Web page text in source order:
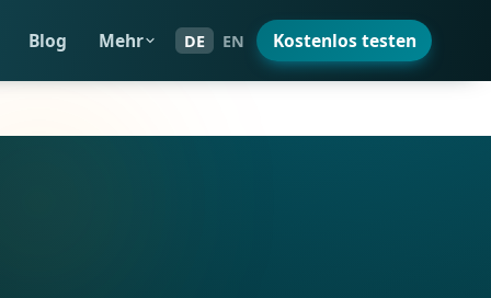
Blog Mehr DE EN Kostenlos testen